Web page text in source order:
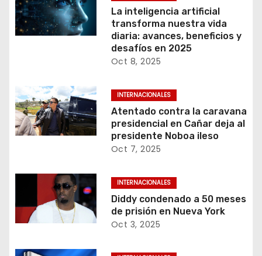
La inteligencia artificial
transforma nuestra vida
diaria: avances, beneficios y
desafíos en 2025
Oct 8, 2025
INTERNACIONALES
Atentado contra la caravana
presidencial en Cañar deja al
presidente Noboa ileso
Oct 7, 2025
INTERNACIONALES
Diddy condenado a 50 meses
de prisión en Nueva York
Oct 3, 2025